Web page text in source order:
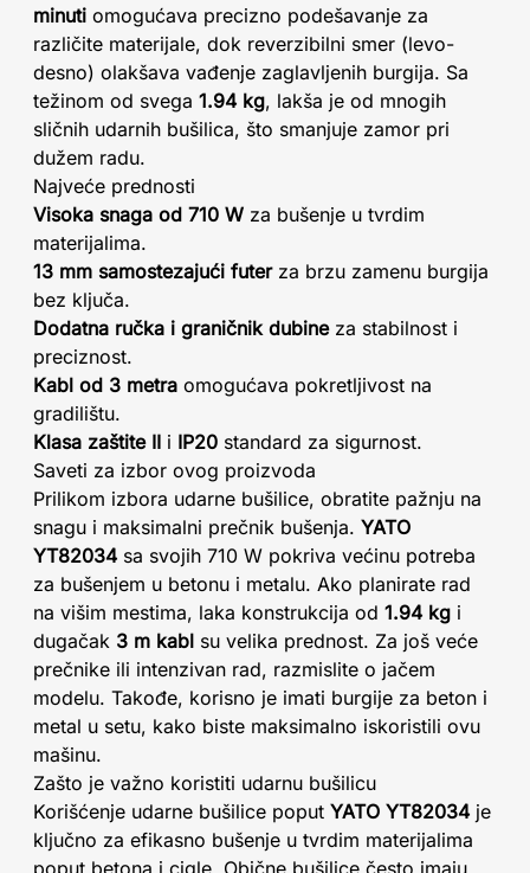
minuti omogućava precizno podešavanje za
različite materijale, dok reverzibilni smer (levo-
desno) olakšava vađenje zaglavljenih burgija. Sa
težinom od svega 1.94 kg, lakša je od mnogih
sličnih udarnih bušilica, što smanjuje zamor pri
dužem radu.
Najveće prednosti
Visoka snaga od 710 W za bušenje u tvrdim
materijalima.
13 mm samostezajući futerza brzu zamenu burgija
bez ključa.
Dodatna ručka i graničnik dubineza stabilnost i
preciznost.
Kabl od 3 metra omogućava pokretljivost na
gradilištu.
Klasa zaštite II i IP20 standard za sigurnost.
Saveti za izbor ovog proizvoda
Prilikom izbora udarne bušilice, obratite pažnju na
snagu i maksimalni prečnik bušenja. YATO
YT82034 sa svojih 710 W pokriva većinu potreba
za bušenjem u betonu i metalu. Ako planirate rad
na višim mestima, laka konstrukcija od 1.94 kg i
dugačak 3 m kabl su velika prednost. Za još veće
prečnike ili intenzivan rad, razmislite o jačem
modelu. Takođe, korisno je imati burgije za beton i
metal u setu, kako biste maksimalno iskoristili ovu
mašinu.
Zašto je važno koristiti udarnu bušilicu
Korišćenje udarne bušilice poput YATO YT82034 je
ključno za efikasno bušenje u tvrdim materijalima
poput betona i cigle. Obične bušilice često imaju